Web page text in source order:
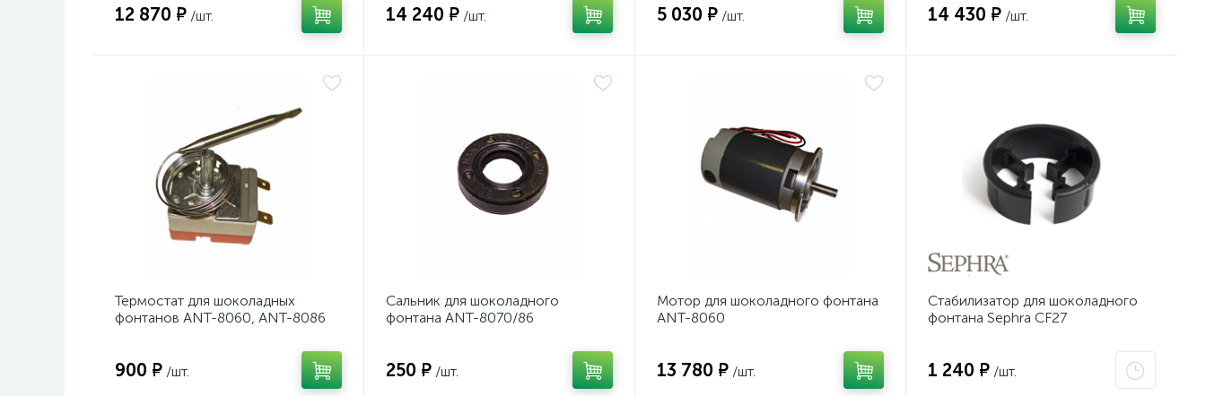
12 870 ₽ /шт. 14 240 ₽ /шт. 5 030 ₽ /шт. 14 430 ₽ /шт.
Термостат для шоколадных
фонтанов ANT-8060, ANT-8086
900 ₽ /шт.
Сальник для шоколадного
фонтана ANT-8070/86
250 ₽ /шт.
Мотор для шоколадного фонтана
ANT-8060
13 780 ₽ /шт.
Стабилизатор для шоколадного
фонтана Sephra CF27
1 240 ₽ /шт.